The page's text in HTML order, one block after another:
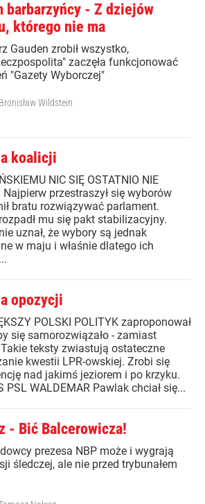
barbarzyńcy - Z dziejów
którego nie ma
Gauden zrobił wszystko,
zaczęła funkcjonować
"Gazety Wyborczej"
Bronisław Wildstein
koalicji
NIC SIĘ OSTATNIO NIE
Najpierw przestraszył się wyborów
bratu rozwiązywać parlament.
mu się pakt stabilizacyjny.
uznał, że wybory są jednak
w maju i właśnie dlatego ich
opozycji
POLSKI POLITYK zaproponował
się samorozwiązało - zamiast
teksty zwiastują ostateczne
kwestii LPR-owskiej. Zrobi się
nad jakimś jeziorem i po krzyku.
PSL WALDEMAR Pawlak chciał się...
- Bić Balcerowicza!
prezesa NBP może i wygrają
śledczej, ale nie przed trybunałem